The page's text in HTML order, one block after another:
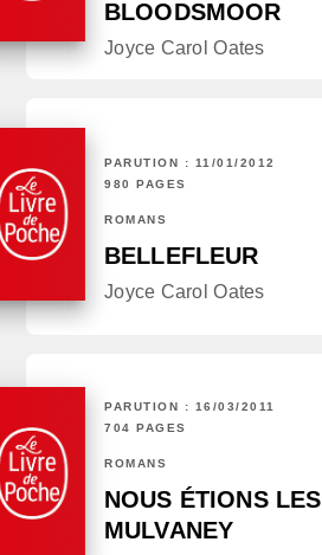
BLOODSMOOR
Joyce Carol Oates
PARUTION : 11/01/2012
980 PAGES
ROMANS
BELLEFLEUR
Joyce Carol Oates
PARUTION : 16/03/2011
704 PAGES
ROMANS
NOUS ÉTIONS LES
MULVANEY